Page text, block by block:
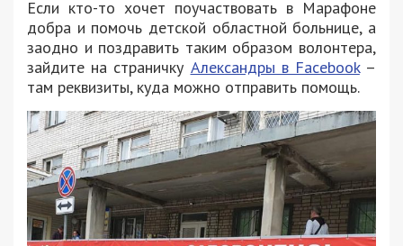
Если кто-то хочет поучаствовать в Марафоне
добра и помочь детской областной больнице, а
заодно и поздравить таким образом волонтера,
зайдите на страничку Александры в Facebook–
там реквизиты, куда можно отправить помощь.